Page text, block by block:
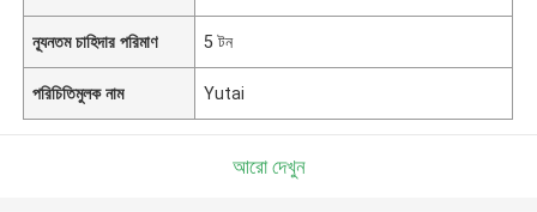
ন্যূনতম চাহিদার পরিমাণ 5 টন
পরিচিতিমুলক নাম Yutai
আরো দেখুন